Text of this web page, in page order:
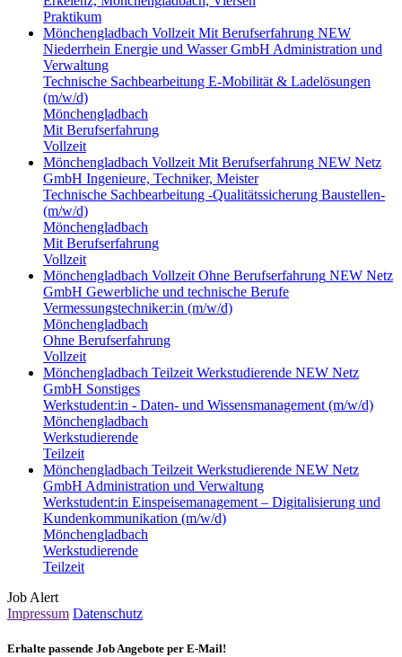
Praktikum
Mönchengladbach Vollzeit Mit Berufserfahrung NEW
Niederrhein Energie und Wasser GmbH Administration und
Verwaltung
Technische Sachbearbeitung E-Mobilität & Ladelösungen
(m/w/d)
Mönchengladbach
Mit Berufserfahrung
Vollzeit
Mönchengladbach Vollzeit Mit Berufserfahrung NEW Netz
GmbH Ingenieure, Techniker, Meister
Technische Sachbearbeitung -Qualitätssicherung Baustellen-
(m/w/d)
Mönchengladbach
Mit Berufserfahrung
Vollzeit
Mönchengladbach Vollzeit Ohne Berufserfahrung NEW Netz
GmbH Gewerbliche und technische Berufe
Vermessungstechniker:in (m/w/d)
Mönchengladbach
Ohne Berufserfahrung
Vollzeit
Mönchengladbach Teilzeit Werkstudierende NEW Netz
GmbH Sonstiges
Werkstudent:in - Daten- und Wissensmanagement (m/w/d)
Mönchengladbach
Werkstudierende
Teilzeit
Mönchengladbach Teilzeit Werkstudierende NEW Netz
GmbH Administration und Verwaltung
Werkstudent:in Einspeisemanagement – Digitalisierung und
Kundenkommunikation (m/w/d)
Mönchengladbach
Werkstudierende
Teilzeit
Job Alert
Impressum Datenschutz
Erhalte passende Job Angebote per E-Mail!